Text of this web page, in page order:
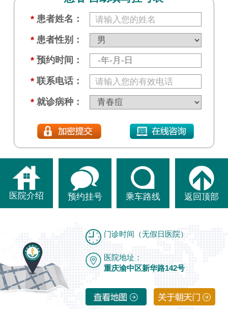
* 患者姓名：
* 患者性别：
* 预约时间：
* 联系电话：
* 就诊病种：
医院介绍 预约挂号 乘车路线 返回顶部
门诊时间（无假日医院）
医院地址：
重庆渝中区新华路142号